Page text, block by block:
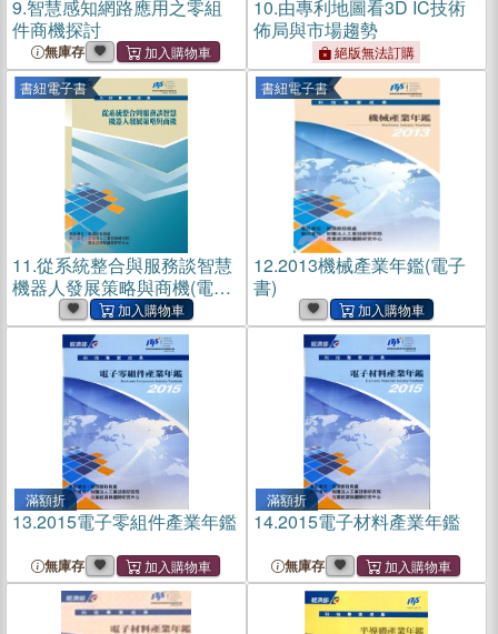
9.智慧感知網路應用之零組
件商機探討
無庫存
10.由專利地圖看3D IC技術
佈局與市場趨勢
絕版無法訂購
書紐電子書
11.從系統整合與服務談智慧
機器人發展策略與商機(電子
書紐電子書
12.2013機械產業年鑑(電子
書)
滿額折
13.2015電子零組件產業年鑑
無庫存
滿額折
14.2015電子材料產業年鑑
無庫存